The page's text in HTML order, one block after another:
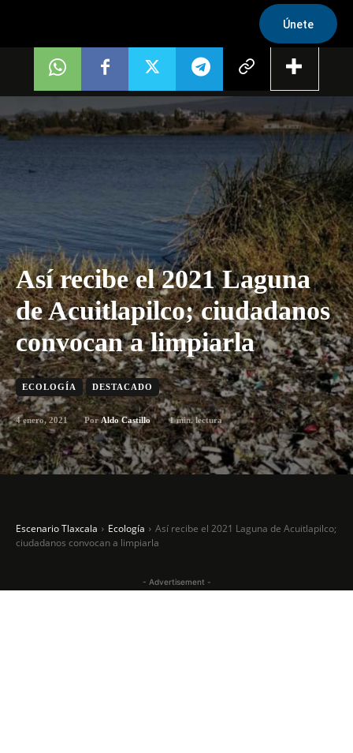
Únete
Así recibe el 2021 Laguna
de Acuitlapilco; ciudadanos
convocan a limpiarla
ECOLOGÍA DESTACADO
4 enero, 2021 Por Aldo Castillo 1min. lectura
Escenario Tlaxcala Ecología
Así recibe el 2021 Laguna de Acuitlapilco;
ciudadanos convocan a limpiarla
- Advertisement -